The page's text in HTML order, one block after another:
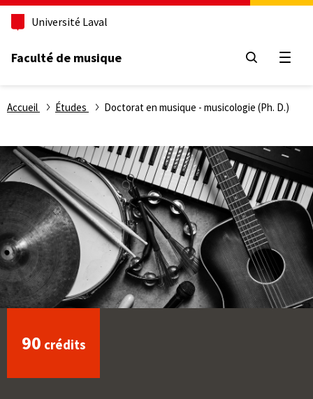
Aller
principal
Université Laval
Faculté de musique
Fil
Accueil Études Doctorat en musique - musicologie (Ph. D.)
90 crédits